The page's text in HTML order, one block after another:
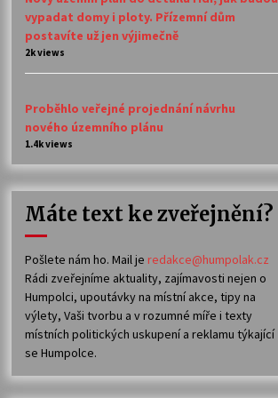
vypadat domy i ploty. Přízemní dům
postavíte už jen výjimečně
2k views
Proběhlo veřejné projednání návrhu
nového územního plánu
1.4k views
Máte text ke zveřejnění?
Pošlete nám ho. Mail je redakce@humpolak.cz
Rádi zveřejníme aktuality, zajímavosti nejen o
Humpolci, upoutávky na místní akce, tipy na
výlety, Vaši tvorbu a v rozumné míře i texty
místních politických uskupení a reklamu týkající
se Humpolce.